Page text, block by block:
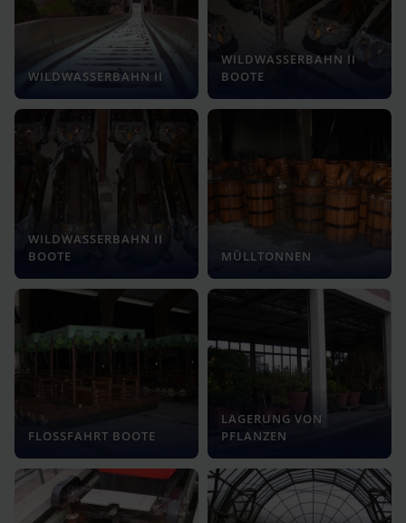
WILDWASSERBAHN II
WILDWASSERBAHN II
BOOTE
WILDWASSERBAHN II
BOOTE
MÜLLTONNEN
FLOSSFAHRT BOOTE
LAGERUNG VON
PFLANZEN